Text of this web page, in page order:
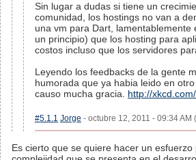
Sin lugar a dudas si tiene un
comunidad, los hostings no van a
una vm para Dart, lamentablemente
un principio) que los hosting para
costos incluso que los servidores
Leyendo los feedbacks de la gente
humorada que ya habia leido en
causo mucha gracia. http://
#5.1.1 Jorge - octubre 12, 2011 - 09:34 AM
Es cierto que se quiere hacer un esfuerzo